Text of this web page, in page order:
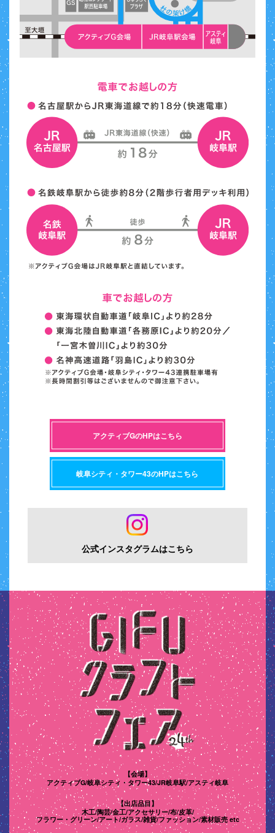
アクティブGのHPはこちら
岐阜シティ・タワー43のHPはこちら
公式インスタグラムはこちら
【会場】
アクティブG/岐阜シティ・タワー43/JR岐阜駅/アスティ岐阜
【出店品目】
木工/陶芸/金工/アクセサリー/布/皮革/
フラワー・グリーン/アート/ガラス/雑貨/ファッション/素材販売 etc